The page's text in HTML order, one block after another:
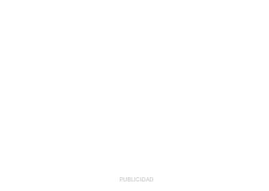
PUBLICIDAD